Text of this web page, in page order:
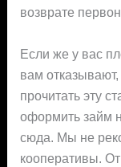
возврате
Если же у вас
вам
прочитать эту
оформить займ
сюда. Мы не
кооперативы.